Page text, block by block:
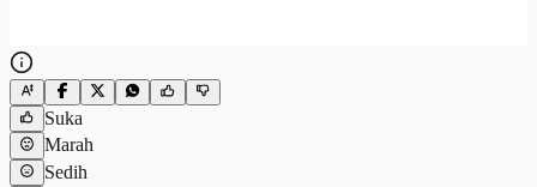
Suka
Marah
Sedih